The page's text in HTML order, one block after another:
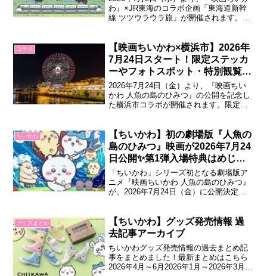
わ』×JR東海のコラボ企画「東海道新幹
線 ツツウラウラ旅」が開催されます。映
つ』の公開を記念して、JR東海とのタイ
アップ企画が登場。東海道新幹線の車内
で楽しめるARフォトフレーム...
コラボ
【映画ちいかわ×横浜市】2026年
7月24日スタート！限定ステッカ
ーやフォトスポット・特別観覧車
が登場♪
2026年7月24日（金）より、『映画ちい
かわ 人魚の島のひみつ』の公開を記念し
た横浜市コラボが開催されます。限定ス
横浜のまちで楽しめる企画が登場しま
す。『映画ちいかわ 人魚の島のひみつ』
in横浜市コラボ「ちいかわ」初の映画
『映画...
ちいかわ
【ちいかわ】初の劇場版『人魚の
島のひみつ』映画が2026年7月24
日公開✨第1弾入場特典はめじる
し仕様のチャーム！
「ちいかわ」シリーズ初となる劇場版ア
ニメ『映画ちいかわ 人魚の島のひみつ』
が、2026年7月24日（金）に公開決定。
ド“セイレーン編”をもとにした感動作。ナ
ガノ氏が原作・脚本を務め、ちいかわ・
ハチワレ・うさぎたちによる、忘...
グッズまとめ
【ちいかわ】グッズ発売情報 過
去記事アーカイブ
ちいかわグッズ発売情報の過去まとめ記
事をまとめました！最新まとめはこちら
2026年4月～6月2026年1月～2026年3月